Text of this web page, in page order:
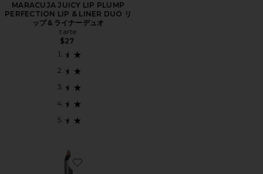
MARACUJA JUICY LIP PLUMP
PERFECTION LIP & LINER DUO リ
ップ＆ライナーデュオ
tarte
$27
Favorite 360 CONTOUR LIPLINER リップライナー